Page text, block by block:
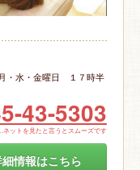
・水・金曜日 １７時半
43-5303
ネットを見たと言うとスムーズです
情報はこちら